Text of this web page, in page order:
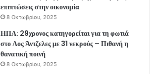
επιπτώσεις στην οικονομία
8 Οκτωβρίου, 2025
ΗΠΑ: 29χρονος κατηγορείται για τη φωτιά
στο Λος Άντζελες με 31 νεκρούς – Πιθανή η
θανατική ποινή
8 Οκτωβρίου, 2025